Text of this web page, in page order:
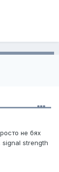
не бях
signal strength